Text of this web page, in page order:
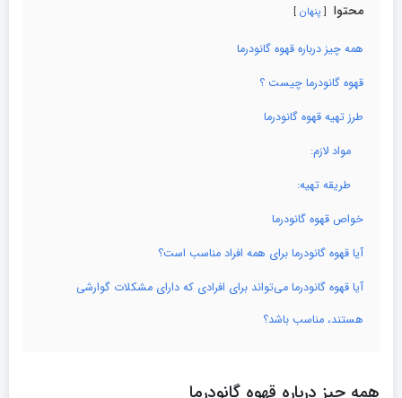
محتوا پنهان
همه چیز درباره قهوه گانودرما
قهوه گانودرما چیست ؟
طرز تهیه قهوه گانودرما
مواد لازم:
طریقه تهیه:
خواص قهوه گانودرما
آیا قهوه گانودرما برای همه افراد مناسب است؟
آیا قهوه گانودرما می‌تواند برای افرادی که دارای مشکلات گوارشی
هستند، مناسب باشد؟